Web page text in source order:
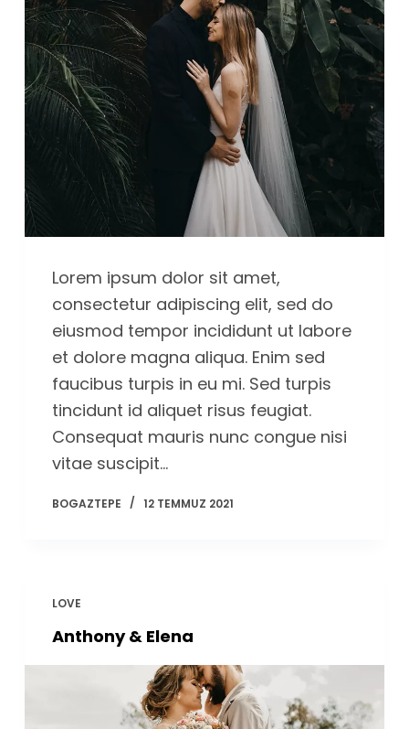
Lorem ipsum dolor sit amet,
consectetur adipiscing elit, sed do
eiusmod tempor incididunt ut labore
et dolore magna aliqua. Enim sed
faucibus turpis in eu mi. Sed turpis
tincidunt id aliquet risus feugiat.
Consequat mauris nunc congue nisi
vitae suscipit…
BOGAZTEPE 12 TEMMUZ 2021
LOVE
Anthony & Elena